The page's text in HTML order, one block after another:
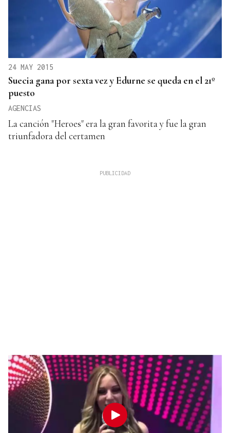
24 MAY 2015
Suecia gana por sexta vez y Edurne se queda en el 21º
puesto
AGENCIAS
La canción "Heroes" era la gran favorita y fue la gran
triunfadora del certamen